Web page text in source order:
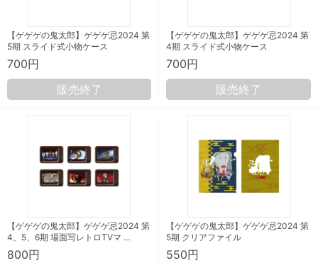
【ゲゲゲの鬼太郎】ゲゲゲ忌2024 第
5期 スライド式小物ケース
700円
販売終了
【ゲゲゲの鬼太郎】ゲゲゲ忌2024 第
4期 スライド式小物ケース
700円
販売終了
【ゲゲゲの鬼太郎】ゲゲゲ忌2024 第
4、5、6期 場面写レトロTVマ …
800円
【ゲゲゲの鬼太郎】ゲゲゲ忌2024 第
5期 クリアファイル
550円